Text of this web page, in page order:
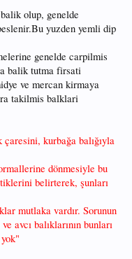
olup, genelde
yuzden yemli dip
genelde carpilmis
balik tutma firsati
ve mercan kirmaya
takilmis balklari
kurbağa balığıyla
dönmesiyle bu
belirterek, şunları
mutlaka vardır. Sorunun
avcı balıklarının bunları